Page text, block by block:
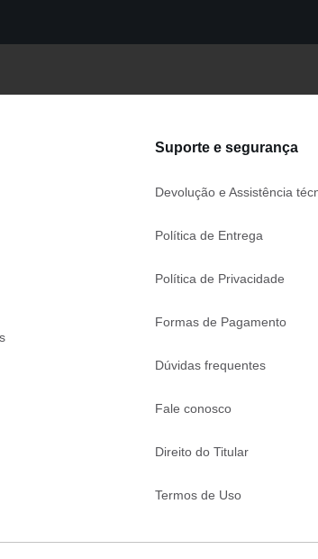
Suporte e segurança
Devolução e Assistência
Política de Entrega
Política de Privacidade
Formas de Pagamento
Dúvidas frequentes
Fale conosco
Direito do Titular
Termos de Uso